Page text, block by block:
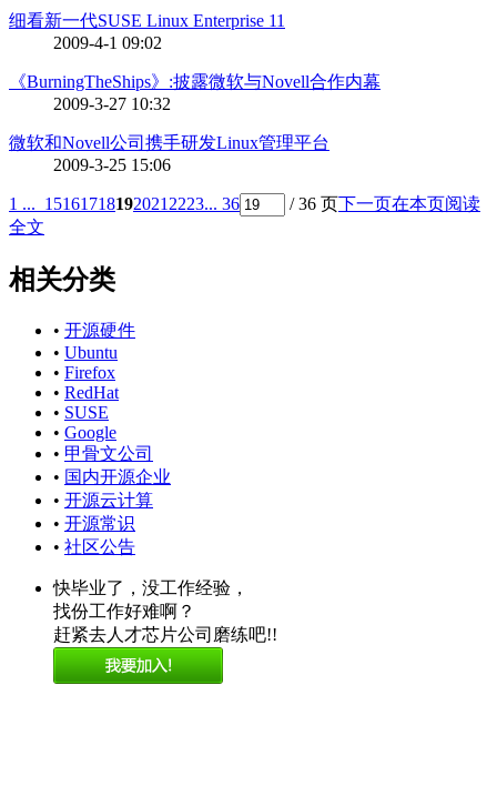
细看新一代SUSE Linux Enterprise 11
2009-4-1 09:02
《BurningTheShips》:披露微软与Novell合作内幕
2009-3-27 10:32
微软和Novell公司携手研发Linux管理平台
2009-3-25 15:06
1 ... 15161718192021 2223... 36 / 36 页下一页在本页阅读
全文
相关分类
• 开源硬件
• Ubuntu
• Firefox
• RedHat
• SUSE
• Google
• 甲骨文公司
• 国内开源企业
• 开源云计算
• 开源常识
• 社区公告
快毕业了，没工作经验，
找份工作好难啊？
赶紧去人才芯片公司磨练吧!!